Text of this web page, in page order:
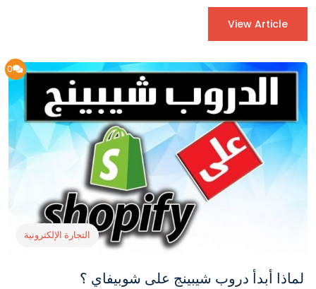
View Article
0
التجارة الإلكترونية
لماذا أبدأ دروب شيبينج على شوبيفاي ؟